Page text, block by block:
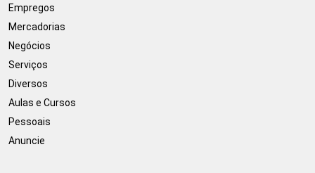
Empregos
Mercadorias
Negócios
Serviços
Diversos
Aulas e Cursos
Pessoais
Anuncie